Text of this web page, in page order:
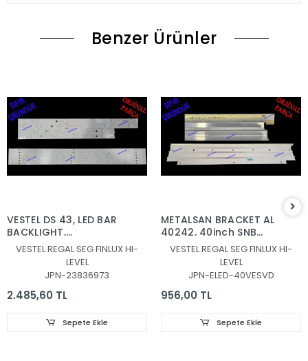
Benzer Ürünler
VESTEL DS 43, LED BAR
BACKLIGHT,
JL.D430B1330-078AS-
M_V04, JL.D430B1330-
078BS-M_V03,
30108746CA11 ,
30108747CB11
VESTEL REGAL SEG FINLUX HI-
LEVEL
JPN-23836973
2.485,60 TL
Sepete Ekle
METALSAN BRACKET AL
40242, 40inch SNB
7020PKG 60EA REV0.6
131219, 30080939
VESTEL REGAL SEG FINLUX HI-
LEVEL
JPN-ELED-40VESVD
956,00 TL
Sepete Ekle